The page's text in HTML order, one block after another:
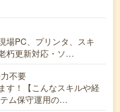
場PC、プリンタ、スキ
朽更新対応・ソ…
不要
す！【こんなスキルや経
ム保守運用の…